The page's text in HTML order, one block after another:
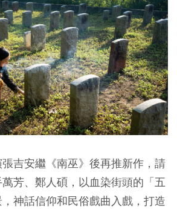
吉安繼《南巫》後再推新作，請
芳、鄭人碩，以血染街頭的「五
神話信仰和民俗戲曲入戲，打造